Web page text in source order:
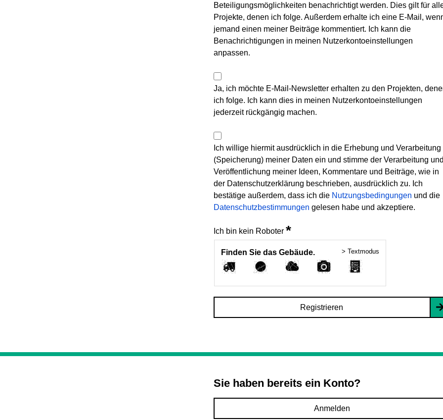
Beteiligungsmöglichkeiten benachrichtigt werden. Dies gilt für
Projekte, denen ich folge. Außerdem erhalte ich eine E-Mail,
jemand einen meiner Beiträge kommentiert. Ich kann die
Benachrichtigungen in meinen Nutzerkontoeinstellungen
anpassen.
Ja, ich möchte E-Mail-Newsletter erhalten zu den Projekten,
ich folge. Ich kann dies in meinen Nutzerkontoeinstellungen
jederzeit rückgängig machen.
Ich willige hiermit ausdrücklich in die Erhebung und Verarbeitung
(Speicherung) meiner Daten ein und stimme der Verarbeitung und
Veröffentlichung meiner Ideen, Kommentare und Beiträge, wie in
der Datenschutzerklärung beschrieben, ausdrücklich zu. Ich
bestätige außerdem, dass ich die Nutzungsbedingungen und die
Datenschutzbestimmungen gelesen habe und akzeptiere.
Ich bin kein Roboter *
Finden Sie das Gebäude. > Textmodus
Registrieren
Sie haben bereits ein Konto?
Anmelden